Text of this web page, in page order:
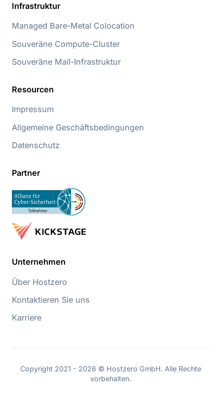
Infrastruktur
Managed Bare-Metal Colocation
Souveräne Compute-Cluster
Souveräne Mail-Infrastruktur
Resourcen
Impressum
Allgemeine Geschäftsbedingungen
Datenschutz
Partner
Unternehmen
Über Hostzero
Kontaktieren Sie uns
Karriere
Copyright 2021 - 2026 © Hostzero GmbH. Alle Rechte
vorbehalten.